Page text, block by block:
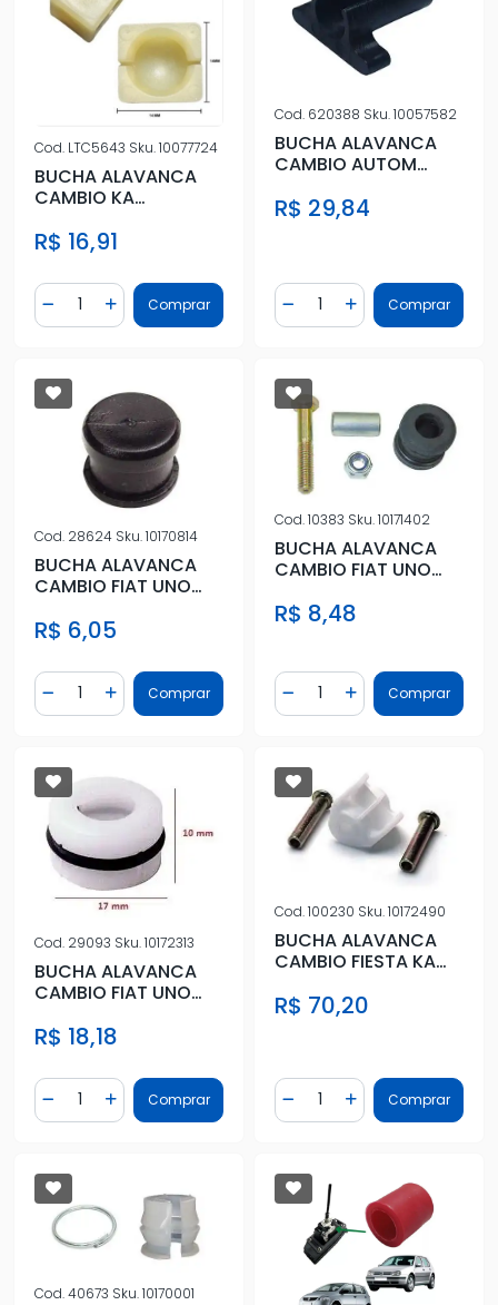
Cod. LTC5643 Sku.10077724
BUCHA ALAVANCA
CAMBIO KA
FIESTA FOCUS
(HASTE)
R$ 16,91
Diminuir Quantidade
Quantidade
Adicionar Quantidade
Comprar
Cod. 620388 Sku.10057582
BUCHA ALAVANCA
CAMBIO AUTOM
R$ 29,84
Diminuir Quantidade
Quantidade
AdicionarComprar
Cod. 28624 Sku.10170814
BUCHA ALAVANCA
CAMBIO FIAT UNO
R$ 6,05
Diminuir Quantidade
Quantidade
Adicionar Quantidade
Comprar
Cod.10383 Sku.10171402
BUCHA ALAVANCA
CAMBIO FIAT UNO
PARAFUSO - TRAMBU
R$ 8,48
Diminuir Quantidade
Quantidade
AdicionarComprar
Cod. 29093 Sku.10172313
BUCHA ALAVANCA
CAMBIO FIAT UNO
TRAMBULACAO A
R$ 18,18
Diminuir Quantidade
Quantidade
Adicionar Quantidade
Comprar
Cod.100230 Sku.10172490
BUCHA ALAVANCA
CAMBIO FIESTA KA
COM PINO
R$ 70,20
Diminuir Quantidade
Quantidade
AdicionarComprar
Cod.40673 Sku.10170001